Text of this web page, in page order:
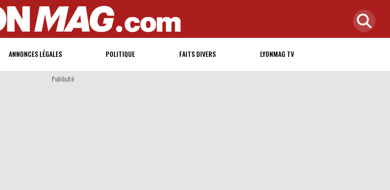
ANNONCES LÉGALES POLITIQUE FAITS DIVERS LYONMAG TV
Publicité